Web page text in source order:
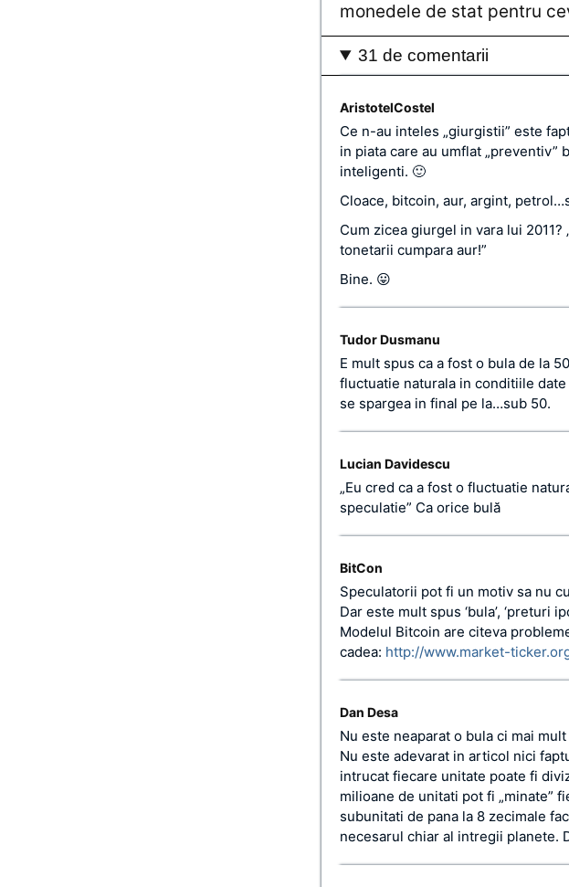
monedele de stat pentru
31 de comentarii
AristotelCostel
Ce n-au inteles „giurgistii” este
in piata care au umflat
inteligenti. 🙂
Cloace, bitcoin, aur, argint,
Cum zicea giurgel in vara lui
tonetarii cumpara aur!”
Bine. 😛
Tudor Dusmanu
E mult spus ca a fost o bula de la
fluctuatie naturala in conditiile
se spargea in final pe la…sub 50.
Lucian Davidescu
„Eu cred ca a fost o fluctuatie
speculatie” Ca orice bulă
BitCon
Speculatorii pot fi un motiv sa nu
Dar este mult spus ‘bula’, ‘preturi
Modelul Bitcoin are citeva
cadea: http://www.market-
Dan Desa
Nu este neaparat o bula ci mai
Nu este adevarat in articol nici
intrucat fiecare unitate poate fi
milioane de unitati pot fi „minate”
subunitati de pana la 8 zecimale
necesarul chiar al intregii planete.